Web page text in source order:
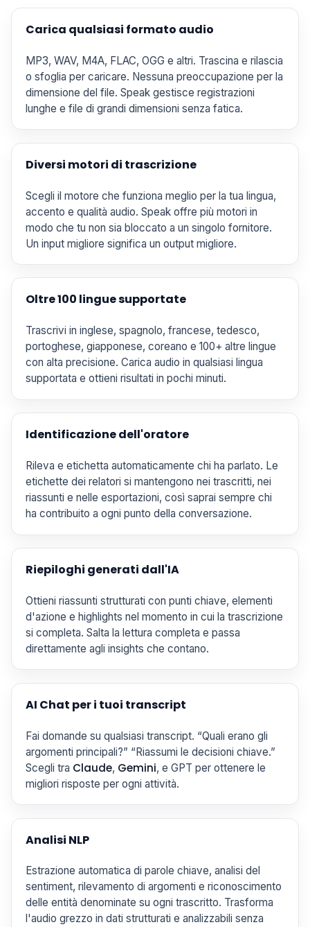
Carica qualsiasi formato audio
MP3, WAV, M4A, FLAC, OGG e altri. Trascina e rilascia
o sfoglia per caricare. Nessuna preoccupazione per la
dimensione del file. Speak gestisce registrazioni
lunghe e file di grandi dimensioni senza fatica.
Diversi motori di trascrizione
Scegli il motore che funziona meglio per la tua lingua,
accento e qualità audio. Speak offre più motori in
modo che tu non sia bloccato a un singolo fornitore.
Un input migliore significa un output migliore.
Oltre 100 lingue supportate
Trascrivi in inglese, spagnolo, francese, tedesco,
portoghese, giapponese, coreano e 100+ altre lingue
con alta precisione. Carica audio in qualsiasi lingua
supportata e ottieni risultati in pochi minuti.
Identificazione dell'oratore
Rileva e etichetta automaticamente chi ha parlato. Le
etichette dei relatori si mantengono nei trascritti, nei
riassunti e nelle esportazioni, così saprai sempre chi
ha contribuito a ogni punto della conversazione.
Riepiloghi generati dall'IA
Ottieni riassunti strutturati con punti chiave, elementi
d'azione e highlights nel momento in cui la trascrizione
si completa. Salta la lettura completa e passa
direttamente agli insights che contano.
AI Chat per i tuoi transcript
Fai domande su qualsiasi transcript. “Quali erano gli
argomenti principali?” “Riassumi le decisioni chiave.”
Scegli tra Claude, Gemini, e GPT per ottenere le
migliori risposte per ogni attività.
Analisi NLP
Estrazione automatica di parole chiave, analisi del
sentiment, rilevamento di argomenti e riconoscimento
delle entità denominate su ogni trascritto. Trasforma
l'audio grezzo in dati strutturati e analizzabili senza